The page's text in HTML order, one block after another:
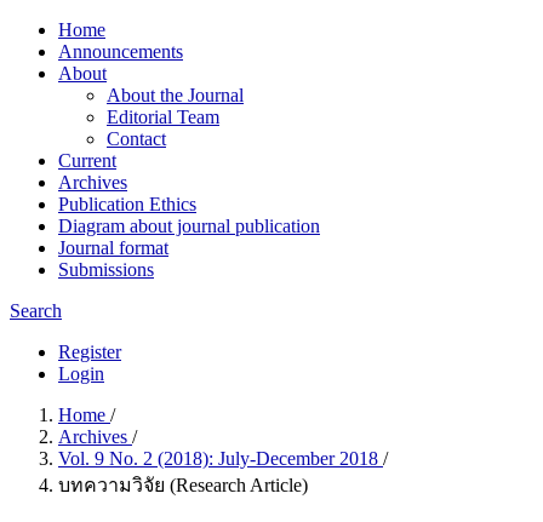
Home
Announcements
About
About the Journal
Editorial Team
Contact
Current
Archives
Publication Ethics
Diagram about journal publication
Journal format
Submissions
Search
Register
Login
Home /
Archives /
Vol. 9 No. 2 (2018): July-December 2018 /
บทความวิจัย (Research Article)